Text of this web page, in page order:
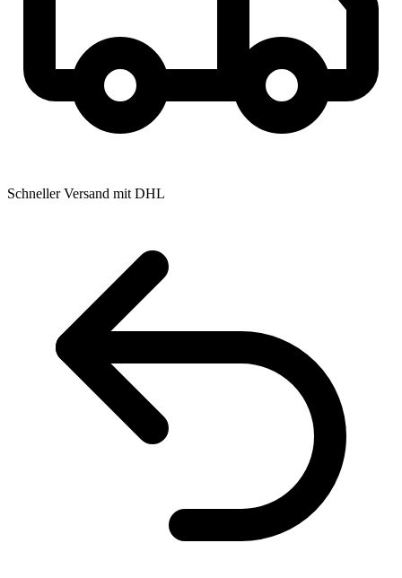
Schneller Versand mit DHL